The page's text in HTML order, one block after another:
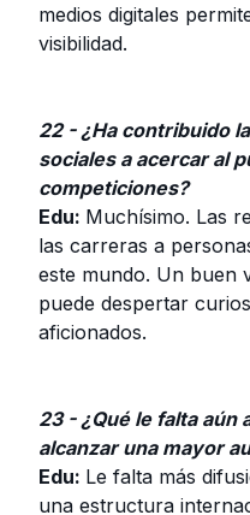
medios digitales
visibilidad.
22 - ¿Ha contribuido
sociales a acercar al
competiciones?
Edu: Muchísimo. Las
las carreras a
este mundo. Un buen
puede despertar
aficionados.
23 - ¿Qué le falta aún
alcanzar una mayor
Edu: Le falta más
una estructura